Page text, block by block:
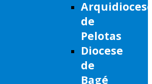
de
Pelotas
Diocese
de
Bagé